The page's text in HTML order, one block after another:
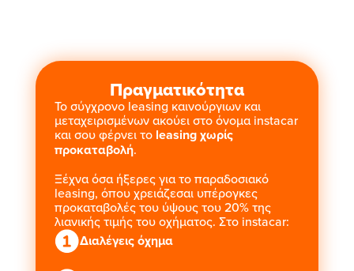
Πραγματικότητα
Το σύγχρονο leasing καινούργιων και
μεταχειρισμένων ακούει στο όνομα instacar
και σου φέρνει το leasing χωρίς
προκαταβολή.
Ξέχνα όσα ήξερες για το παραδοσιακό
leasing, όπου χρειάζεσαι υπέρογκες
προκαταβολές του ύψους του 20% της
λιανικής τιμής του οχήματος. Στο instacar:
Διαλέγεις όχημα